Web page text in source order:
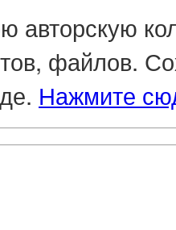
авторскую
файлов.
Нажмите